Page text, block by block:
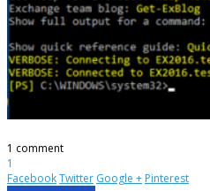
1 comment
1
FacebookTwitter Google + Pinterest